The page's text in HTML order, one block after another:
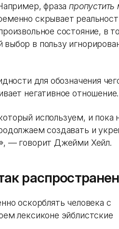
фраза
скрывает
состояние, в
в пользу
для обозначения
негативное отношение.
используем, и пока
создавать и
— говорит Джейми Хейл.
оскорблять человека с
лексиконе эйблистские